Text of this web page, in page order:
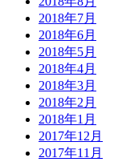
2018年7月
2018年6月
2018年5月
2018年4月
2018年3月
2018年2月
2018年1月
2017年12月
2017年11月